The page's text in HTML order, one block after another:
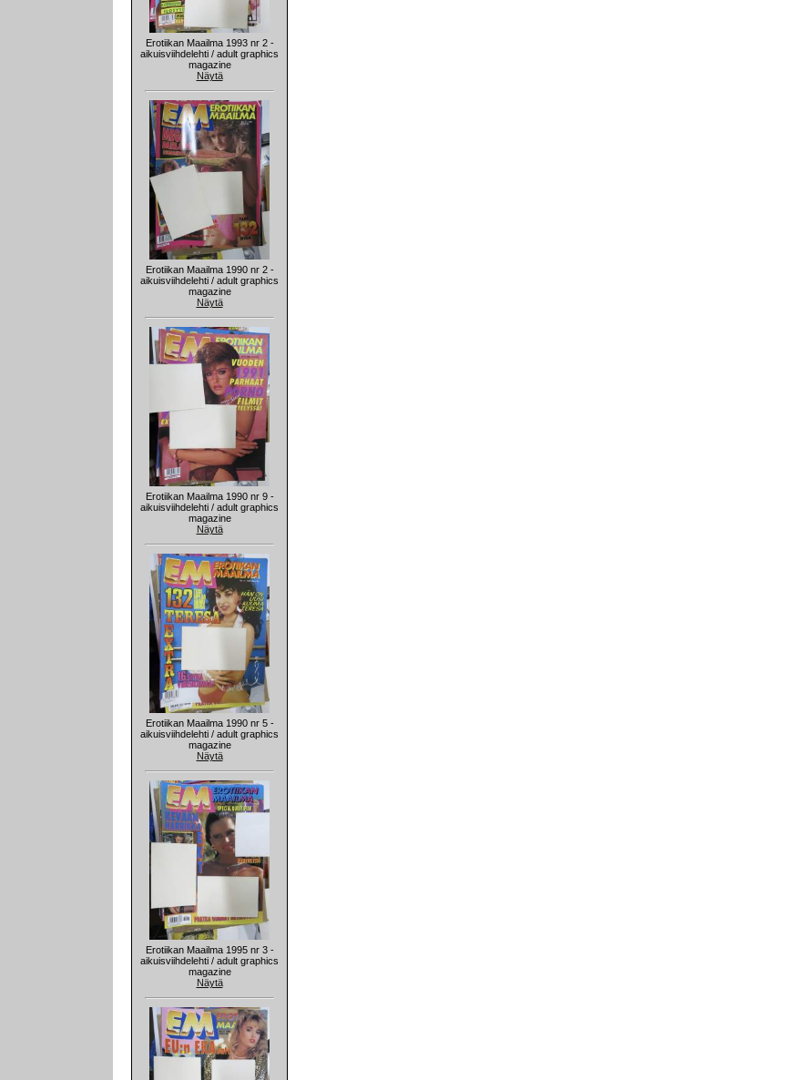
Erotiikan Maailma 1993 nr 2 -
aikuisviihdelehti / adult graphics
magazine
Näytä
Erotiikan Maailma 1990 nr 2 -
aikuisviihdelehti / adult graphics
magazine
Näytä
Erotiikan Maailma 1990 nr 9 -
aikuisviihdelehti / adult graphics
magazine
Näytä
Erotiikan Maailma 1990 nr 5 -
aikuisviihdelehti / adult graphics
magazine
Näytä
Erotiikan Maailma 1995 nr 3 -
aikuisviihdelehti / adult graphics
magazine
Näytä